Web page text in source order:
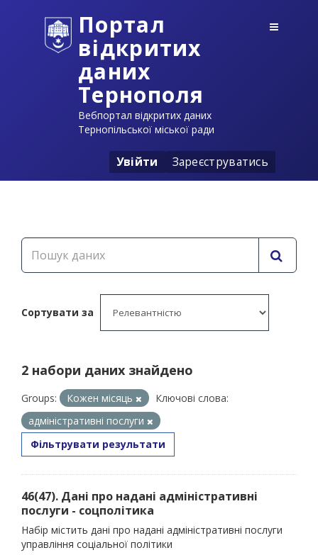
Портал
відкритих
даних
Тернополя
Вебпортал відкритих даних
Тернопільської міської ради
Увійти Зареєструватись
Сортувати за
2 набори даних знайдено
Groups: Кожен місяць
Ключові слова:
адміністративні послуги
Фільтрувати результати
46(47). Дані про надані адміністративні
послуги - соцполітика
Набір містить дані про надані адміністративні послуги
управління соціальної політики